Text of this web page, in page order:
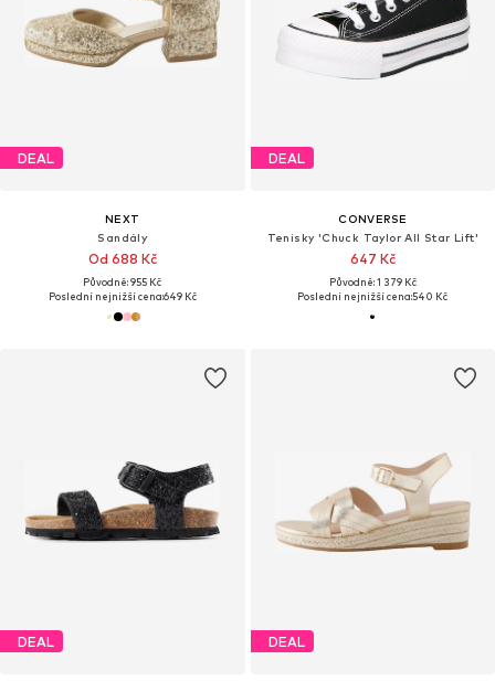
DEAL
NEXT
Sandály
Od 688 Kč
Původně: 955 Kč
Poslední nejnižší cena:649 Kč
DEAL
CONVERSE
Tenisky 'Chuck Taylor All Star Lift'
647 Kč
Původně: 1 379 Kč
Poslední nejnižší cena:540 Kč
DEAL DEAL